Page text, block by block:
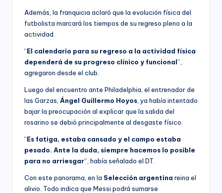
Además, la franquicia aclaró que la evolución física del
futbolista marcará los tiempos de su regreso pleno a la
actividad.
“El calendario para su regreso a la actividad física
dependerá de su progreso clínico y funcional”,
agregaron desde el club.
Luego del encuentro ante Philadelphia, el entrenador de
las Garzas, Ángel Guillermo Hoyos , ya había intentado
bajar la preocupación al explicar que la salida del
rosarino se debió principalmente al desgaste físico.
“Es fatiga, estaba cansado y el campo estaba
pesado. Ante la duda, siempre hacemos lo posible
para no arriesgar”, había señalado el DT.
Con este panorama, en la Selección argentina reina el
alivio. Todo indica que Messi podrá sumarse